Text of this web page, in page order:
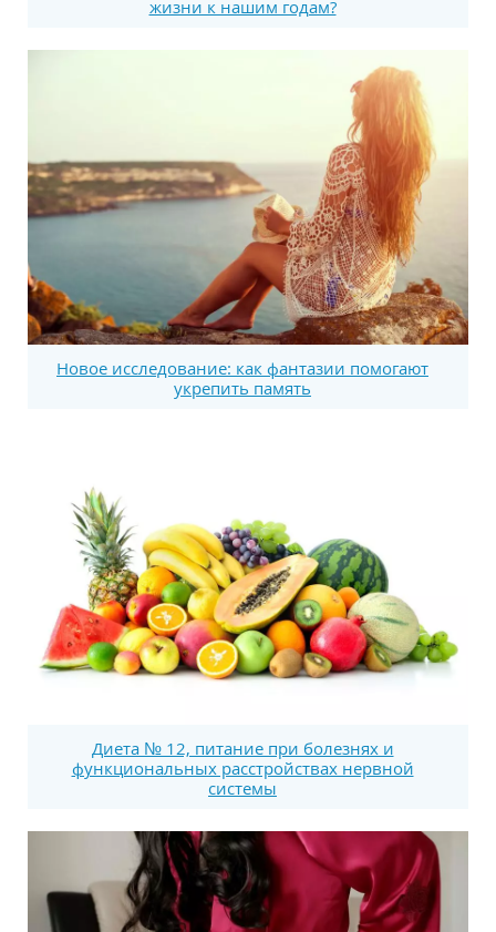
жизни к нашим годам?
Новое исследование: как фантазии помогают
укрепить память
Диета № 12, питание при болезнях и
функциональных расстройствах нервной
системы